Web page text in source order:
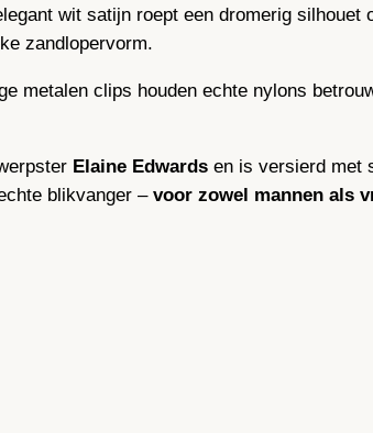
e
n
–
t
a
wit satijn roept een dromerig silhouet
zandlopervorm.
metalen clips houden echte nylons
Elaine Edwards en is versierd met
blikvanger – voor zowel mannen als